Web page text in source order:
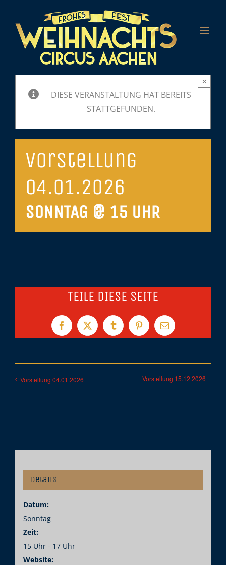
Inhalt
springen
DIESE VERANSTALTUNG HAT BEREITS
STATTGEFUNDEN.
×
Vorstellung
04.01.2026
SONNTAG @ 15 UHR
TEILE DIESE SEITE
Facebook
X TumblrPinterest
E-
Mail
Vorstellung 04.01.2026 Vorstellung 15.12.2026
Details
Datum:
Sonntag
Zeit:
15 Uhr - 17 Uhr
Website: